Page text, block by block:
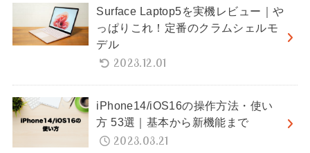
Surface Laptop5を実機レビュー｜や
っぱりこれ！定番のクラムシェルモ
デル
2023.12.01
iPhone14/iOS16の操作方法・使い
方 53選｜基本から新機能まで
2023.03.21